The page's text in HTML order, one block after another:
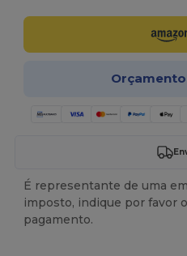
É representante de uma
imposto, indique por favor
pagamento.